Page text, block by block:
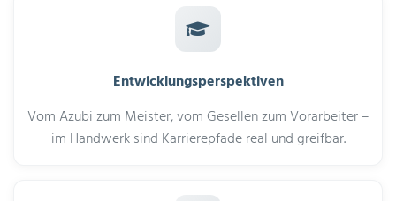
Entwicklungsperspektiven
Vom Azubi zum Meister, vom Gesellen zum Vorarbeiter –
im Handwerk sind Karrierepfade real und greifbar.